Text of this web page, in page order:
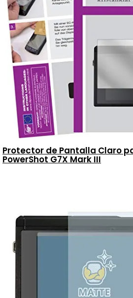
Protector de Pantalla Claro
PowerShot G7X Mark III